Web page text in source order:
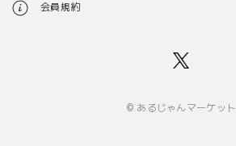
会員規約
© あるじゃんマーケット